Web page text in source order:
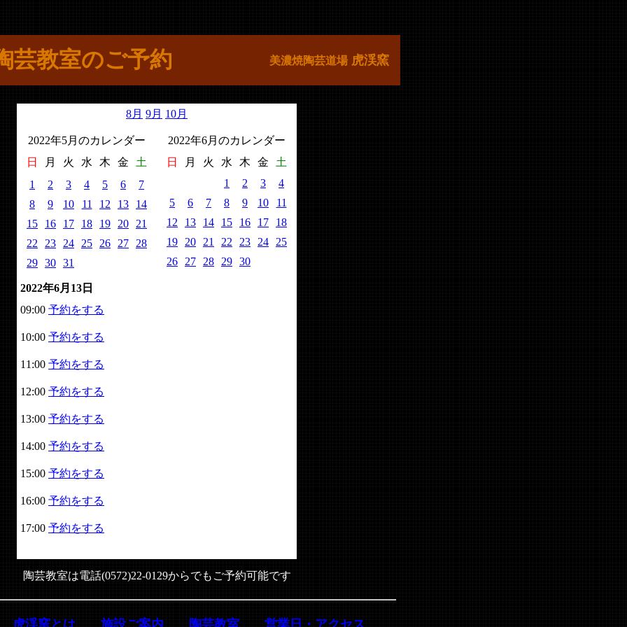
芸教室のご予約 美濃焼陶芸道場 虎渓窯
8月 9月 10月
2022年5月のカレンダー
日
月 火 水 木 金
土
1
2 3 4 5 6
7
8
9 10 11 12 13
14
15
16 17 18 19 20
21
22
23 24 25 26 27
28
29 30 31
2022年6月のカレンダー
日
月 火 水 木 金
土
1
2 3
4
5
6 7 8 9 10
11
12
13 14 15 16 17
18
19
20 21 22 23 24
25
26
27 28 29 30
2022年6月13日
09:00 予約をする
10:00 予約をする
11:00 予約をする
12:00 予約をする
13:00 予約をする
14:00 予約をする
15:00 予約をする
16:00 予約をする
17:00 予約をする
陶芸教室は電話(0572)22-0129からでもご予約可能です
虎渓窯とは 施設ご案内 陶芸教室 営業日・アクセス